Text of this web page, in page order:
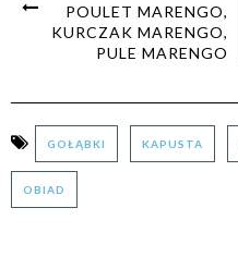
POULET MARENGO,
KURCZAK MARENGO,
PULE MARENGO
GOŁĄBKI KAPUSTA
OBIAD